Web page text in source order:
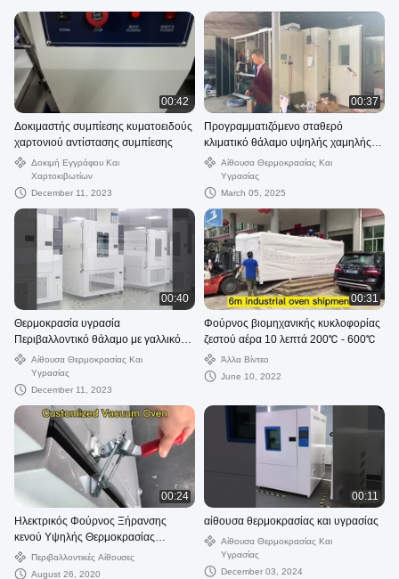
00:42
Δοκιμαστής συμπίεσης κυματοειδούς
χαρτονιού αντίστασης συμπίεσης
Δοκιμή Εγγράφου Και
Χαρτοκιβωτίων
December 11, 2023
00:37
Προγραμματιζόμενο σταθερό
κλιματικό θάλαμο υψηλής χαμηλής
θερμοκρασίας υγρασίας
Αίθουσα Θερμοκρασίας Και
Υγρασίας
March 05, 2025
00:40
Θερμοκρασία υγρασία
Περιβαλλοντικό θάλαμο με γαλλικό
Tecumseh
Αίθουσα Θερμοκρασίας Και
Υγρασίας
December 11, 2023
00:31
Φούρνος βιομηχανικής κυκλοφορίας
ζεστού αέρα 10 λεπτά 200℃ - 600℃
Άλλα Βίντεο
June 10, 2022
00:24
Ηλεκτρικός Φούρνος Ξήρανσης
κενού Υψηλής Θερμοκρασίας
Αντισκωριακός
Περιβαλλοντικές Αίθουσες
August 26, 2020
00:11
αίθουσα θερμοκρασίας και υγρασίας
Αίθουσα Θερμοκρασίας Και
Υγρασίας
December 03, 2024